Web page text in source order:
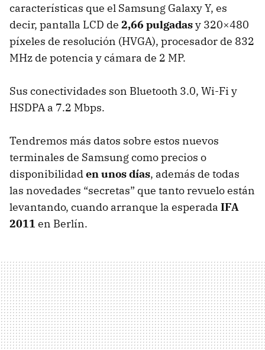
características que el Samsung Galaxy Y, es
decir, pantalla LCD de 2,66 pulgadasy 320×480
píxeles de resolución (HVGA), procesador de 832
MHz de potencia y cámara de 2 MP.
Sus conectividades son Bluetooth 3.0, Wi-Fi y
HSDPA a 7.2 Mbps.
Tendremos más datos sobre estos nuevos
terminales de Samsung como precios o
disponibilidaden unos días, además de todas
las novedades “secretas” que tanto revuelo están
levantando, cuando arranque la esperada IFA
2011 en Berlín.